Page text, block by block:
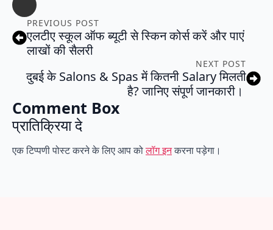
PREVIOUS POST
एलटीए स्कूल ऑफ ब्यूटी से स्किन कोर्स करें और पाएं
लाखों की सैलरी
NEXT POST
दुबई के Salons & Spas में कितनी Salary मिलती
है? जानिए संपूर्ण जानकारी।
Comment Box
प्रातिक्रिया दे
एक टिप्पणी पोस्ट करने के लिए आप कोलॉग इनकरना पड़ेगा।